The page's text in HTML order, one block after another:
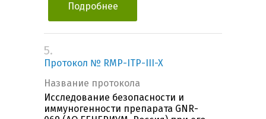
Подробнее
5.
Протокол № RMP-ITP-III-X
Название протокола
Исследование безопасности и
иммуногенности препарата GNR-